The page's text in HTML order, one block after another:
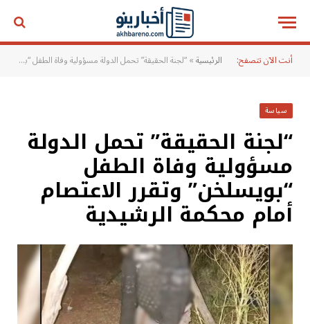
أنت الآن تتصفح: الرئيسية»“لجنة الحقيقة” تحمل الدولة مسؤولية وفاة الطفل “بويسلخن” وتقرر الاعتصام أمام محكمة الرشيدية
سياسة
“لجنة الحقيقة” تحمل الدولة
مسؤولية وفاة الطفل
“بويسلخن” وتقرر الاعتصام
أمام محكمة الرشيدية